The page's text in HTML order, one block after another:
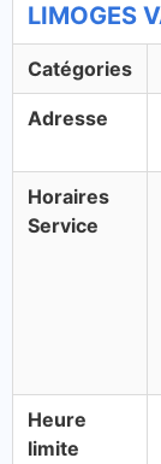
LIMOGES
Catégories
Adresse
Horaires
Service
Heure
limite